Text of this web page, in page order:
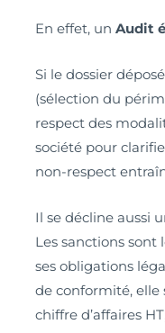
En effet, unAudit
Si le dossier
(sélection du
respect des
société pour
non-respect
Il se décline aussi
Les sanctions sont
ses obligations
de conformité, elle
chiffre d’affaires